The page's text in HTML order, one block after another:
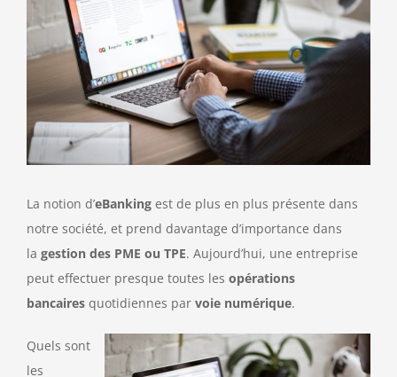
La notion d’eBanking est de plus en plus présente dans
notre société, et prend davantage d’importance dans
la gestion des PME ou TPE. Aujourd’hui, une entreprise
peut effectuer presque toutes les opérations
bancaires quotidiennes par voie numérique.
Quels sont
les